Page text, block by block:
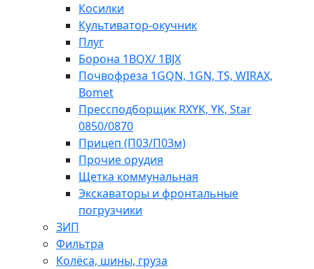
Косилки
Культиватор-окучник
Плуг
Борона 1BQX/ 1BJX
Почвофреза 1GQN, 1GN, TS, WIRAX,
Bomet
Прессподборщик RXYK, YK, Star
0850/0870
Прицеп (П03/П03м)
Прочие орудия
Щетка коммунальная
Экскаваторы и фронтальные
погрузчики
ЗИП
Фильтра
Колёса, шины, груза